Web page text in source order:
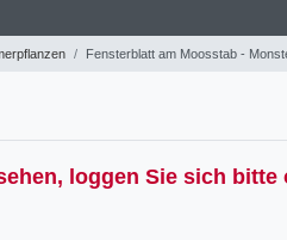
Fensterblatt am Moosstab -
loggen Sie sich